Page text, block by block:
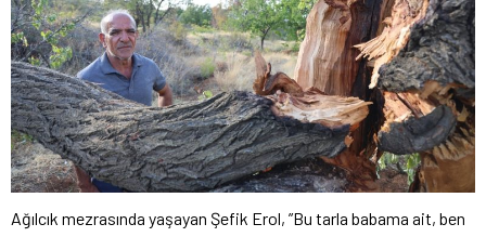
Ağılcık mezrasında yaşayan Şefik Erol, ”Bu tarla babama ait, ben